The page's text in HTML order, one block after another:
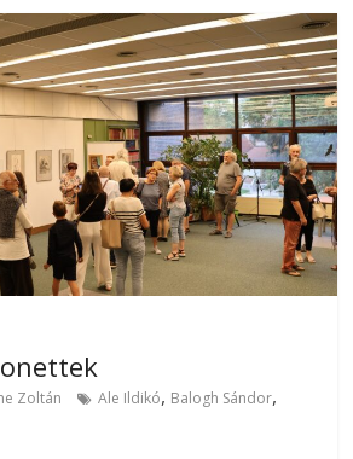
Zoltán Ale Ildikó, Balogh Sándor,